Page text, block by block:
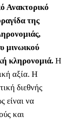
Ανακτορικό
της
μινωικού
κληρονομιά. Η
αξία. Η
διεθνής
είναι να
και